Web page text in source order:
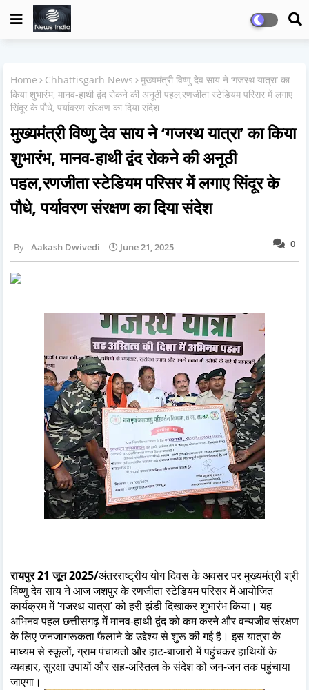
Home Chhattisgarh News
मुख्यमंत्री विष्णु देव साय ने ‘गजरथ यात्रा’ का
किया शुभारंभ, मानव-हाथी द्वंद रोकने की अनूठी पहल,रणजीता स्टेडियम परिसर में लगाए
सिंदूर के पौधे, पर्यावरण संरक्षण का दिया संदेश
मुख्यमंत्री विष्णु देव साय ने ‘गजरथ यात्रा’ का किया
शुभारंभ, मानव-हाथी द्वंद रोकने की अनूठी
पहल,रणजीता स्टेडियम परिसर में लगाए सिंदूर के
पौधे, पर्यावरण संरक्षण का दिया संदेश
0
Aakash Dwivedi June 21, 2025
रायपुर 21 जून 2025/अंतरराष्ट्रीय योग दिवस के अवसर पर मुख्यमंत्री श्री
विष्णु देव साय ने आज जशपुर के रणजीता स्टेडियम परिसर में आयोजित
कार्यक्रम में ‘गजरथ यात्रा’ को हरी झंडी दिखाकर शुभारंभ किया। यह
अभिनव पहल छत्तीसगढ़ में मानव-हाथी द्वंद को कम करने और वन्यजीव संरक्षण
के लिए जनजागरूकता फैलाने के उद्देश्य से शुरू की गई है। इस यात्रा के
माध्यम से स्कूलों, ग्राम पंचायतों और हाट-बाजारों में पहुंचकर हाथियों के
व्यवहार, सुरक्षा उपायों और सह-अस्तित्व के संदेश को जन-जन तक पहुंचाया
जाएगा।